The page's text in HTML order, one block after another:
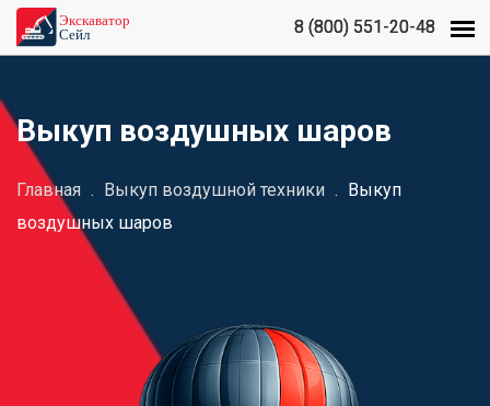
8 (800) 551-20-48
8 (800) 551-20-48
Выкуп воздушных шаров
Главная . Выкуп воздушной техники . Выкуп
воздушных шаров